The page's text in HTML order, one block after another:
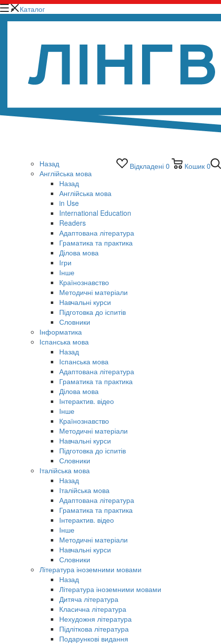
Відкладені 0 Кошик 0
Каталог
Назад
Англійська мова
Назад
Англійська мова
in Use
International Education
Readers
Адаптована література
Граматика та практика
Ділова мова
Ігри
Інше
Країнознавство
Методичні матеріали
Навчальні курси
Підготовка до іспитів
Словники
Інформатика
Іспанська мова
Назад
Іспанська мова
Адаптована література
Граматика та практика
Ділова мова
Інтерактив. відео
Інше
Країнознавство
Методичні матеріали
Навчальні курси
Підготовка до іспитів
Словники
Італійська мова
Назад
Італійська мова
Адаптована література
Граматика та практика
Інтерактив. відео
Інше
Методичні матеріали
Навчальні курси
Словники
Література іноземними мовами
Назад
Література іноземними мовами
Дитяча література
Класична література
Нехудожня література
Підліткова література
Подарункові видання